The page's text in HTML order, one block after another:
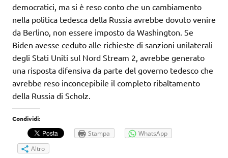
democratici, ma si è reso conto che un cambiamento
nella politica tedesca della Russia avrebbe dovuto venire
da Berlino, non essere imposto da Washington. Se
Biden avesse ceduto alle richieste di sanzioni unilaterali
degli Stati Uniti sul Nord Stream 2, avrebbe generato
una risposta difensiva da parte del governo tedesco che
avrebbe reso inconcepibile il completo ribaltamento
della Russia di Scholz.
Condividi:
Stampa
WhatsApp
Altro